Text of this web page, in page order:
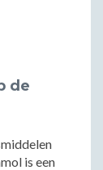
de
is een